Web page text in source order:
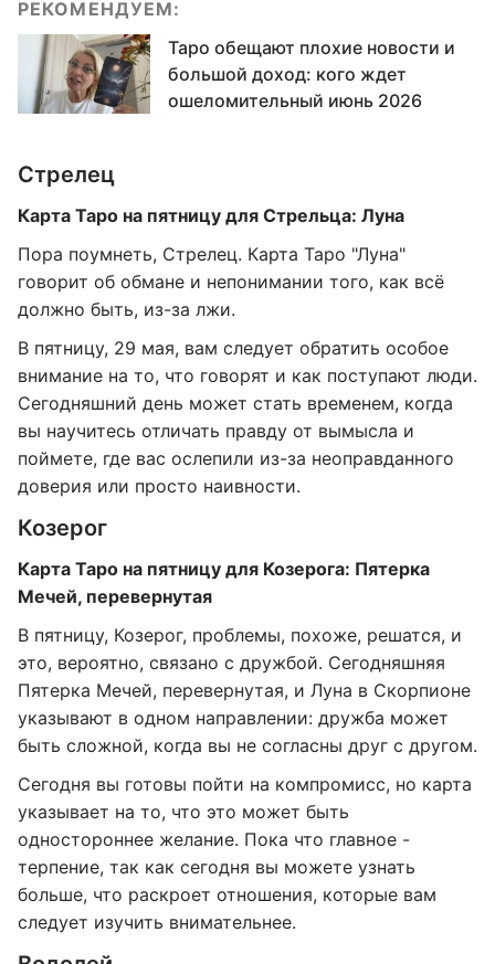
РЕКОМЕНДУЕМ:
Таро обещают плохие новости и
большой доход: кого ждет
ошеломительный июнь 2026
Стрелец
Карта Таро на пятницу для Стрельца: Луна
Пора поумнеть, Стрелец. Карта Таро "Луна"
говорит об обмане и непонимании того, как всё
должно быть, из-за лжи.
В пятницу, 29 мая, вам следует обратить особое
внимание на то, что говорят и как поступают люди.
Сегодняшний день может стать временем, когда
вы научитесь отличать правду от вымысла и
поймете, где вас ослепили из-за неоправданного
доверия или просто наивности.
Козерог
Карта Таро на пятницу для Козерога: Пятерка
Мечей, перевернутая
В пятницу, Козерог, проблемы, похоже, решатся, и
это, вероятно, связано с дружбой. Сегодняшняя
Пятерка Мечей, перевернутая, и Луна в Скорпионе
указывают в одном направлении: дружба может
быть сложной, когда вы не согласны друг с другом.
Сегодня вы готовы пойти на компромисс, но карта
указывает на то, что это может быть
одностороннее желание. Пока что главное -
терпение, так как сегодня вы можете узнать
больше, что раскроет отношения, которые вам
следует изучить внимательнее.